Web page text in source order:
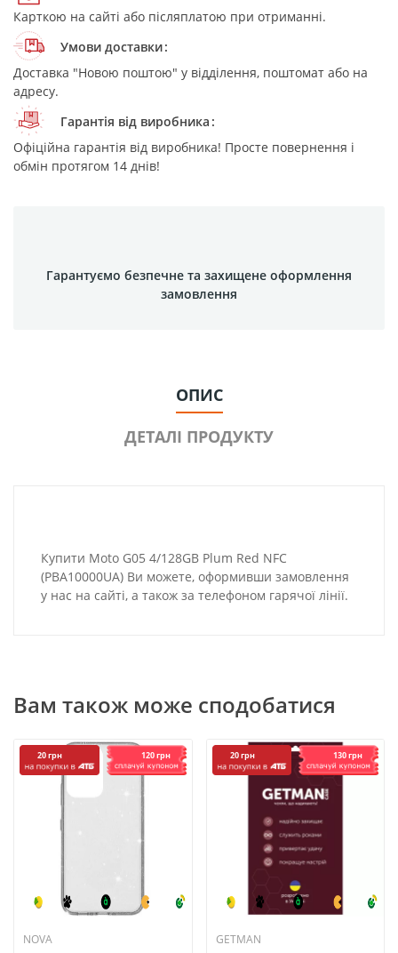
Карткою на сайті або післяплатою при отриманні.
Умови доставки
Доставка "Новою поштою" у відділення, поштомат або на
адресу.
Гарантія від виробника
Офіційна гарантія від виробника! Просте повернення і
обмін протягом 14 днів!
Гарантуємо безпечне та захищене оформлення
замовлення
ОПИС
ДЕТАЛІ ПРОДУКТУ
Купити Moto G05 4/128GB Plum Red NFC
(PBA10000UA) Ви можете, оформивши замовлення
у нас на сайті, а також за телефоном гарячої лінії.
Вам також може сподобатися
20 грн 120 грн
NOVA
20 грн 130 грн
GETMAN